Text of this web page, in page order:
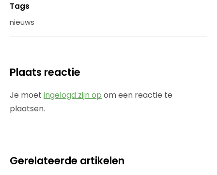
Tags
nieuws
Plaats reactie
Je moet ingelogd zijn op om een reactie te
plaatsen.
Gerelateerde artikelen